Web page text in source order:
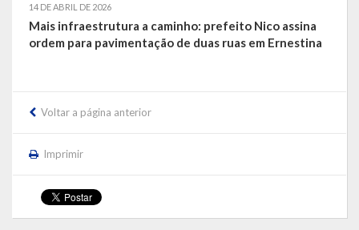
LDO – Lei de Diretrizes Orçamentárias
14 DE ABRIL DE 2026
Mais infraestrutura a caminho: prefeito Nico assina
ordem para pavimentação de duas ruas em Ernestina
Voltar a página anterior
Imprimir